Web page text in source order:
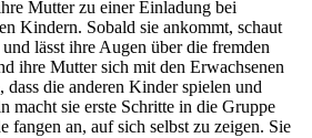
Mutter zu einer Einladung bei
Kindern. Sobald sie ankommt, schaut
lässt ihre Augen über die fremden
ihre Mutter sich mit den Erwachsenen
die anderen Kinder spielen und
macht sie erste Schritte in die Gruppe
fangen an, auf sich selbst zu zeigen. Sie